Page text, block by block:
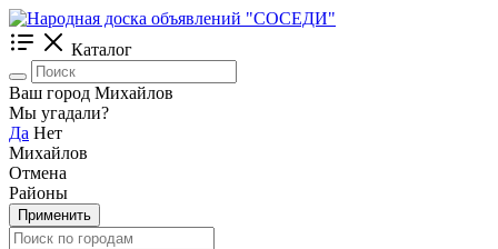
Каталог
Ваш город Михайлов
Мы угадали?
Да Нет
Михайлов
Отмена
Районы
Применить